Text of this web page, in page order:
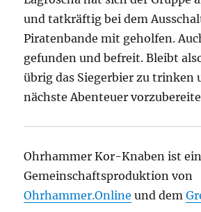
und tatkräftig bei dem
Piratenbande mit geholfen.
gefunden und befreit. Bleibt
übrig das Siegerbier zu trinken
nächste Abenteuer
Ohrhammer Kor-Knaben ist
Gemeinschaftsproduktion von
Ohrhammer.Online und dem